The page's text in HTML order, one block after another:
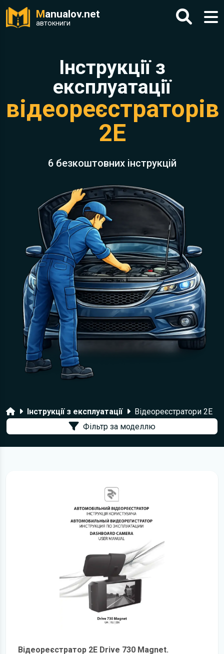
Manualov.net
автокниги
Інструкції з
експлуатації
відеореєстраторів
2E
6 безкоштовних інструкцій
ГоловнаІнструкції з експлуатації
Відеореєстратори 2E
Фільтр за моделлю
Відеореєстратор 2E Drive 730 Magnet.